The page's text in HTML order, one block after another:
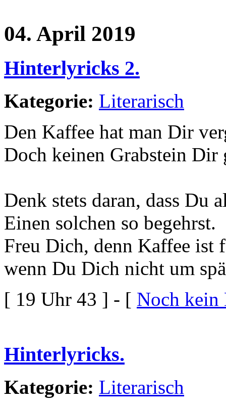
04. April 2019
Hinterlyricks 2.
Kategorie: Literarisch
Den Kaffee hat man Dir
Doch keinen Grabstein Dir
Denk stets daran, dass Du
Einen solchen so begehrst.
Freu Dich, denn Kaffee ist
wenn Du Dich nicht um
[ 19 Uhr 43 ] - [ Noch kein
Hinterlyricks.
Kategorie: Literarisch